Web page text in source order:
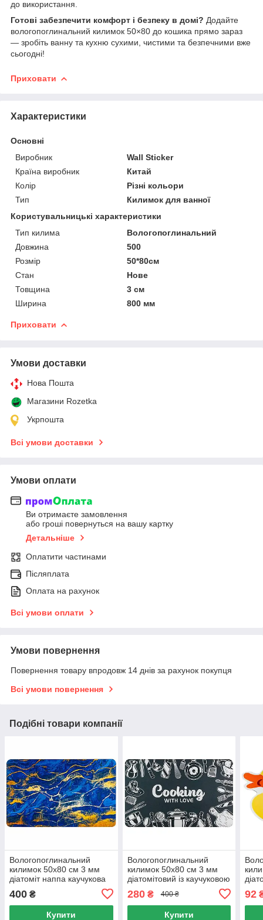
до використання.
Готові забезпечити комфорт і безпеку в домі? Додайте
вологопоглинальний килимок 50×80 до кошика прямо зараз
— зробіть ванну та кухню сухими, чистими та безпечними вже
сьогодні!
Приховати
Характеристики
Основні
Виробник
Wall Sticker
Країна виробник
Китай
Колір
Різні кольори
Тип
Килимок для ванної
Користувальницькі характеристики
Тип килима
Вологопоглинальний
Довжина
500
Розмір
50*80см
Стан
Нове
Товщина
3 см
Ширина
800 мм
Приховати
Умови доставки
Нова Пошта
Магазини Rozetka
Укрпошта
Всі умови доставки
Умови оплати
Ви отримаєте замовлення
або гроші повернуться на вашу картку
Детальніше
Оплатити частинами
Післяплата
Оплата на рахунок
Всі умови оплати
Умови повернення
Повернення товару впродовж 14 днів за рахунок покупця
Всі умови повернення
Подібні товари компанії
Вологопоглинальний
килимок 50x80 см 3 мм
діатоміт наппа каучукова
ванної 50x80 см
Антиковзний
400 ₴
Купити
Вологопоглинальний
килимок 50х80 см 3 мм
діатомітовий із каучуковою
основою, Килимок у ванну
Різні кольори
280₴ 400 ₴
Купити
92